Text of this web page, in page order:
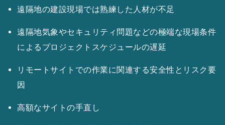
遠隔地の建設現場では熟練した人材が不足
遠隔地気象やセキュリティ問題などの極端な現場条件
によるプロジェクトスケジュールの遅延
リモートサイトでの作業に関連する安全性とリスク要
因
高額なサイトの手直し